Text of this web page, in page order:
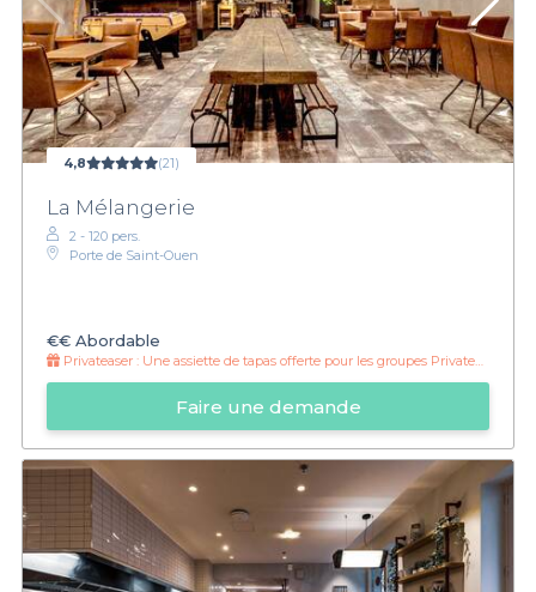
4,8 (21)
La Mélangerie
2 - 120 pers.
Porte de Saint-Ouen
€€ Abordable
Privateaser : Une assiette de tapas offerte pour les groupes Privateaser
Faire une demande